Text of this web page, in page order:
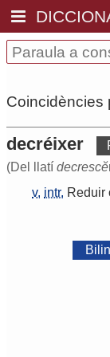
Coincidències
decréixer
(Del llatí decrescĕ
v. intr. Reduir